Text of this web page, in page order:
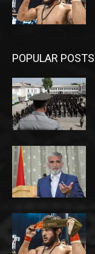
POPULAR POSTS